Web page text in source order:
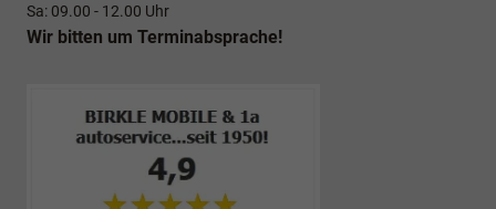
Sa: 09.00 - 12.00 Uhr
Wir bitten um Terminabsprache!